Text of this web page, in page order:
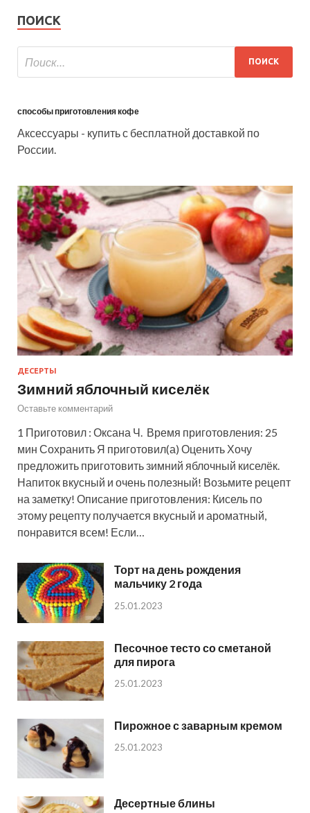
ПОИСК
способы приготовления кофе
Аксессуары - купить с бесплатной доставкой по
России.
ДЕСЕРТЫ
Зимний яблочный киселёк
Оставьте комментарий
1 Приготовил : Оксана Ч. Время приготовления: 25
мин Сохранить Я приготовил(а) Оценить Хочу
предложить приготовить зимний яблочный киселёк.
Напиток вкусный и очень полезный! Возьмите рецепт
на заметку! Описание приготовления: Кисель по
этому рецепту получается вкусный и ароматный,
понравится всем! Если…
Торт на день рождения
мальчику 2 года
25.01.2023
Песочное тесто со сметаной
для пирога
25.01.2023
Пирожное с заварным кремом
25.01.2023
Десертные блины